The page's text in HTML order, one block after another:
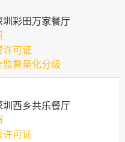
圳彩田万家餐厅
许可证
监督量化分级
圳西乡共乐餐厅
许可证